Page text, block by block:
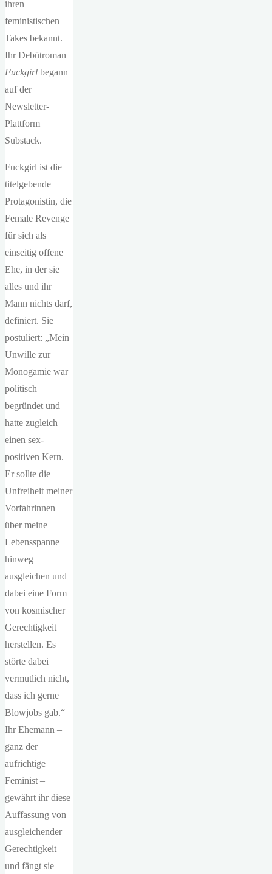
ihren
feministischen
Takes bekannt.
Ihr Debütroman
Fuckgirl begann
auf der
Newsletter-
Plattform
Substack.
Fuckgirl ist die
titelgebende
Protagonistin, die
Female Revenge
für sich als
einseitig offene
Ehe, in der sie
alles und ihr
Mann nichts darf,
definiert. Sie
postuliert: „Mein
Unwille zur
Monogamie war
politisch
begründet und
hatte zugleich
einen sex-
positiven Kern.
Er sollte die
Unfreiheit meiner
Vorfahrinnen
über meine
Lebensspanne
hinweg
ausgleichen und
dabei eine Form
von kosmischer
Gerechtigkeit
herstellen. Es
störte dabei
vermutlich nicht,
dass ich gerne
Blowjobs gab.“
Ihr Ehemann –
ganz der
aufrichtige
Feminist –
gewährt ihr diese
Auffassung von
ausgleichender
Gerechtigkeit
und fängt sie